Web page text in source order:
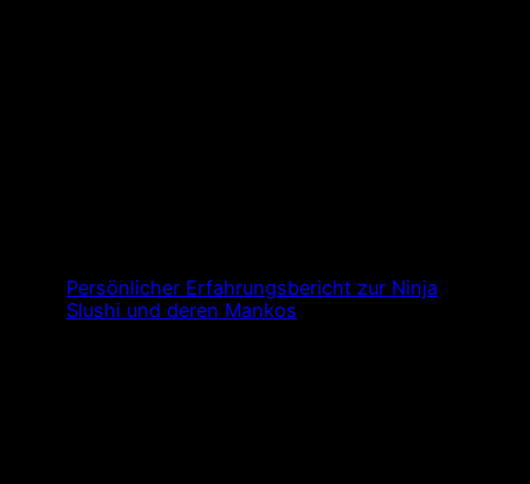
Persönlicher Erfahrungsbericht zur Ninja
Slushi und deren Mankos